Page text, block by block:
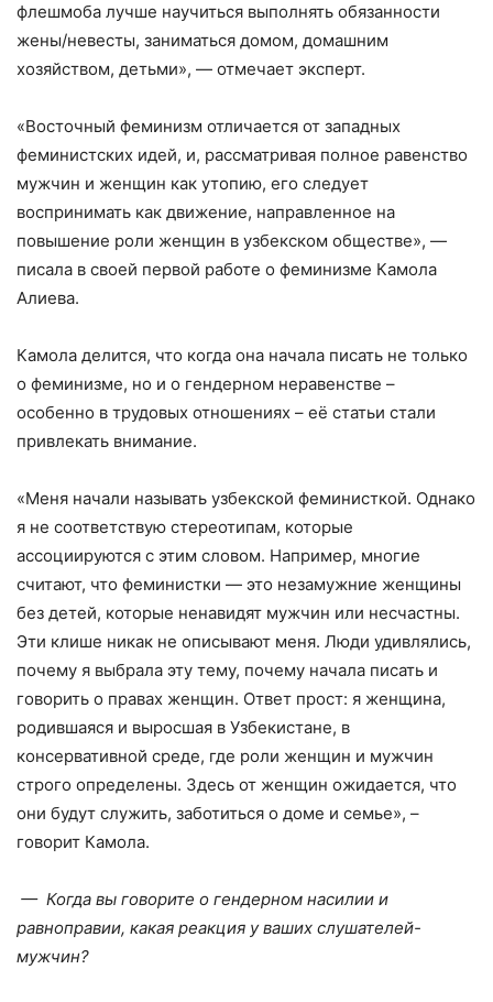
флешмоба лучше научиться выполнять обязанности
жены/невесты, заниматься домом, домашним
хозяйством, детьми», — отмечает эксперт.
«Восточный феминизм отличается от западных
феминистских идей, и, рассматривая полное равенство
мужчин и женщин как утопию, его следует
воспринимать как движение, направленное на
повышение роли женщин в узбекском обществе», —
писала в своей первой работе о феминизме Камола
Алиева.
Камола делится, что когда она начала писать не только
о феминизме, но и о гендерном неравенстве –
особенно в трудовых отношениях – её статьи стали
привлекать внимание.
«Меня начали называть узбекской феминисткой. Однако
я не соответствую стереотипам, которые
ассоциируются с этим словом. Например, многие
считают, что феминистки — это незамужние женщины
без детей, которые ненавидят мужчин или несчастны.
Эти клише никак не описывают меня. Люди удивлялись,
почему я выбрала эту тему, почему начала писать и
говорить о правах женщин. Ответ прост: я женщина,
родившаяся и выросшая в Узбекистане, в
консервативной среде, где роли женщин и мужчин
строго определены. Здесь от женщин ожидается, что
они будут служить, заботиться о доме и семье», –
говорит Камола.
— Когда вы говорите о гендерном насилии и
равноправии, какая реакция у ваших слушателей-
мужчин?